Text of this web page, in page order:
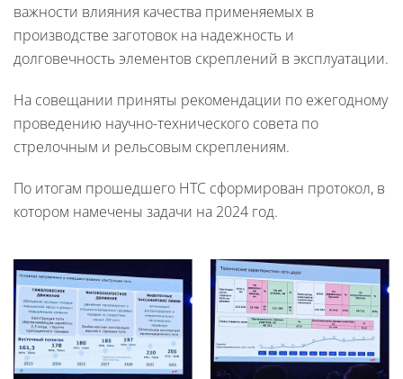
важности влияния качества применяемых в
производстве заготовок на надежность и
долговечность элементов скреплений в эксплуатации.
На совещании приняты рекомендации по ежегодному
проведению научно-технического совета по
стрелочным и рельсовым скреплениям.
По итогам прошедшего НТС сформирован протокол, в
котором намечены задачи на 2024 год.